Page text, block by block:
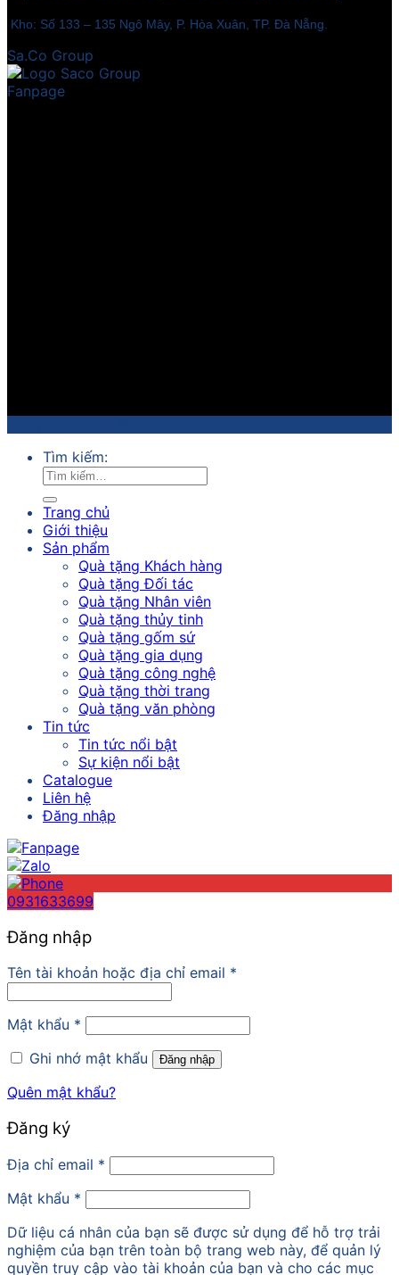
Kho: Số 133 – 135 Ngô Mây, P. Hòa Xuân, TP. Đà Nẵng.
Sa.Co Group
Fanpage
Tìm kiếm:
Trang chủ
Giới thiệu
Sản phẩm
Quà tặng Khách hàng
Quà tặng Đối tác
Quà tặng Nhân viên
Quà tặng thủy tinh
Quà tặng gốm sứ
Quà tặng gia dụng
Quà tặng công nghệ
Quà tặng thời trang
Quà tặng văn phòng
Tin tức
Tin tức nổi bật
Sự kiện nổi bật
Catalogue
Liên hệ
Đăng nhập
0931633699
Đăng nhập
Tên tài khoản hoặc địa chỉ email *
Mật khẩu *
Ghi nhớ mật khẩu
Đăng nhập
Quên mật khẩu?
Đăng ký
Địa chỉ email *
Mật khẩu *
Dữ liệu cá nhân của bạn sẽ được sử dụng để hỗ trợ trải
nghiệm của bạn trên toàn bộ trang web này, để quản lý
quyền truy cập vào tài khoản của bạn và cho các mục